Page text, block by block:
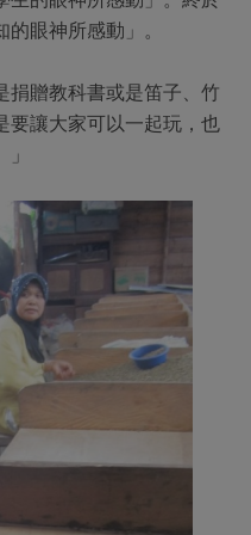
眼神所感動」。
捐贈教科書或是笛子、竹
要讓大家可以一起玩，也